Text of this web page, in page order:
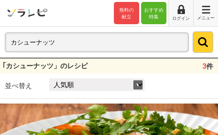
おすすめ
特集
無料の
献立
ログイン メニュー
｢カシューナッツ」のレシピ 3件
並べ替え